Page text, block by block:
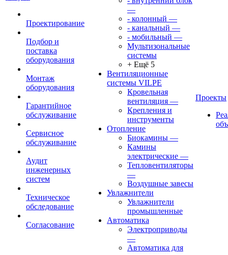
Проектирование
Подбор и
поставка
оборудования
Монтаж
оборудования
Гарантийное
обслуживание
Сервисное
обслуживание
Аудит
инженерных
систем
Техническое
обследование
Согласование
—
- колонный —
- канальный —
- мобильный —
Мультизональные
системы
+ Ещё 5
Вентиляционные
системы VILPE
Кровельная
вентиляция —
Крепления и
инструменты
Отопление
Биокамины —
Камины
электрические —
Тепловентиляторы
—
Воздушные завесы
Увлажнители
Увлажнители
промышленные
Автоматика
Электроприводы
—
Автоматика для
Проекты